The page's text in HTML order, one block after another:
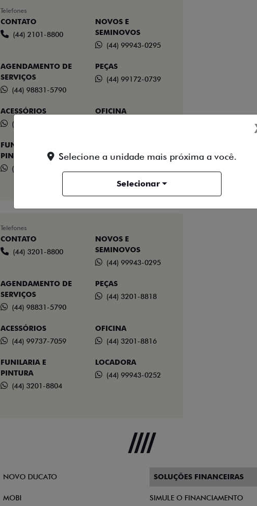
Telefones
CONTATO
(44) 2101-8800
NOVOS E
SEMINOVOS
(44) 99943-0295
AGENDAMENTO DE
SERVIÇOS
(44) 98831-5790
PEÇAS
(44) 99172-0739
ACESSÓRIOS
(44) 99173-2646
OFICINA
FUNILARIA E
PINTURA
(44) 2101-8858
(44) 99148-4084
Telefones
CONTATO
(44) 3201-8800
NOVOS E
SEMINOVOS
(44) 99943-0295
AGENDAMENTO DE
SERVIÇOS
(44) 98831-5790
PEÇAS
(44) 3201-8818
ACESSÓRIOS
(44) 99737-7059
OFICINA
(44) 3201-8816
FUNILARIA E
PINTURA
(44) 3201-8804
LOCADORA
(44) 99943-0252
NOVO DUCATO
MOBI
SOLUÇÕES FINANCEIRAS
SIMULE O FINANCIAMENTO
Selecione a unidade mais próxima a você.
Selecionar